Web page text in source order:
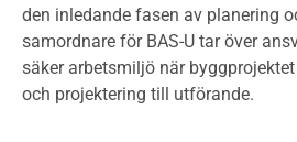
den inledande fasen av planering
samordnare för BAS-U tar över
säker arbetsmiljö när
och projektering till utförande.